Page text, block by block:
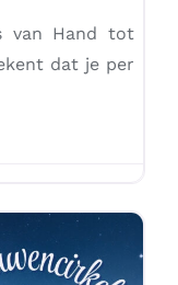
van Hand tot
dat je per